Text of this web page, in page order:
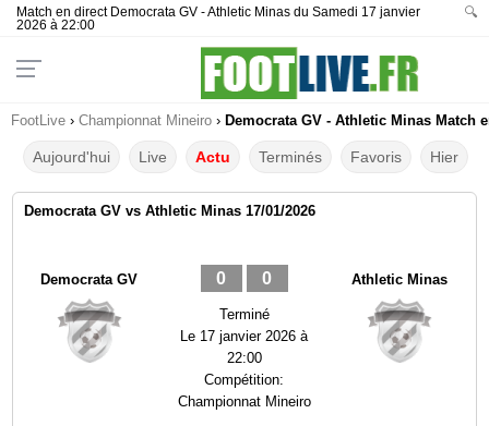
Match en direct Democrata GV - Athletic Minas du Samedi 17 janvier
2026 à 22:00
🔍
FootLive › Championnat Mineiro › Democrata GV - Athletic Minas Match
Aujourd'hui Live Actu Terminés Favoris Hier
Democrata GV vs Athletic Minas 17/01/2026
Democrata GV 0 0
Terminé
Le 17 janvier 2026 à
22:00
Compétition:
Championnat Mineiro
Athletic Minas